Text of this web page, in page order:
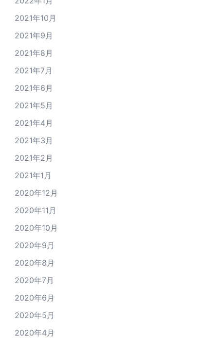
2021年10月
2021年9月
2021年8月
2021年7月
2021年6月
2021年5月
2021年4月
2021年3月
2021年2月
2021年1月
2020年12月
2020年11月
2020年10月
2020年9月
2020年8月
2020年7月
2020年6月
2020年5月
2020年4月